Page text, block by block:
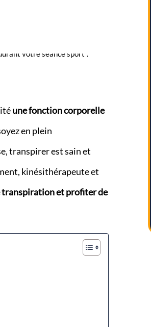
une fonction corporelle
en plein
transpirer est sain et
kinésithérapeute et
transpiration et profiter de